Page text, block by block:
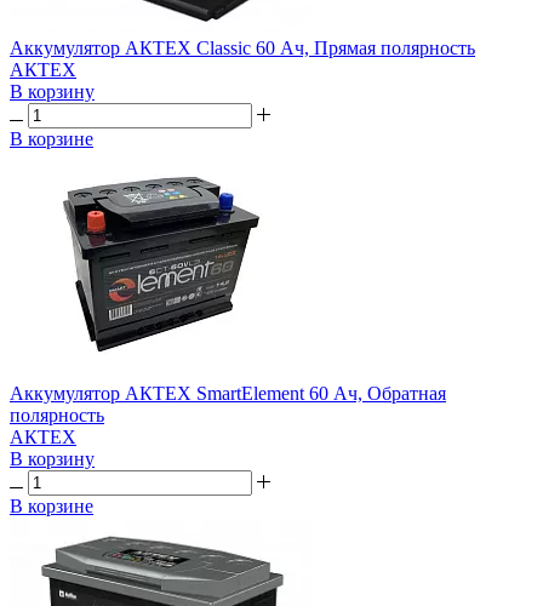
Аккумулятор АКТЕХ Classic 60 Ач, Прямая полярность
АКТЕХ
В корзину
В корзине
Аккумулятор АКТЕХ SmartElement 60 Ач, Обратная
полярность
АКТЕХ
В корзину
В корзине